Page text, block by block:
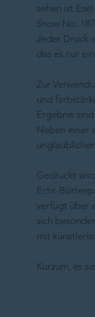
sehen ist
Snow No.
Jeder Druck
das es nur
Zur
und
Ergebnis
Neben einer
Gedruckt
Echt-
verfügt über
sich
mit
Kurzum, es